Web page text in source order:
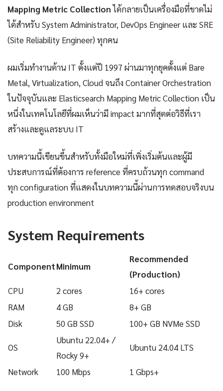
Mapping Metric Collectionได้กลายเป็นเครื่องมือที่ขาดไม่
ได้สำหรับ System Administrator, DevOps Engineer และ SRE
(Site Reliability Engineer) ทุกคน
ผมเริ่มทำงานด้าน IT ตั้งแต่ปี 1997 ผ่านมาทุกยุคตั้งแต่ Bare
Metal, Virtualization, Cloud จนถึง Container Orchestration
ในปัจจุบันและ Elasticsearch Mapping Metric Collection เป็น
หนึ่งในเทคโนโลยีที่ผมเห็นว่ามี impact มากที่สุดต่อวิธีที่เรา
สร้างและดูแลระบบ IT
บทความนี้เขียนขึ้นสำหรับทั้งมือใหม่ที่เพิ่งเริ่มต้นและผู้มี
ประสบการณ์ที่ต้องการ reference ที่ครบถ้วนทุก command
ทุก configuration ที่แสดงในบทความนี้ผ่านการทดสอบจริงบน
production environment
System Requirements
ComponentMinimum
Recommended
(Production)
CPU
2 cores
16+ cores
RAM
4 GB
8+ GB
Disk
50 GB SSD 100+ GB NVMe SSD
OS
Ubuntu 22.04+ /
Rocky 9+
Ubuntu 24.04 LTS
Network 100 Mbps 1 Gbps+